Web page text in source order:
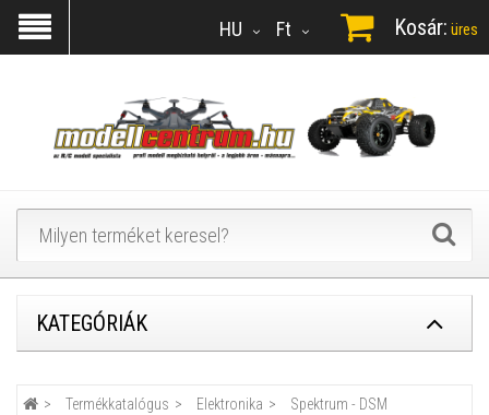
Ft
HU Kosár: üres
KATEGÓRIÁK
Termékkatalógus Elektronika Spektrum - DSM